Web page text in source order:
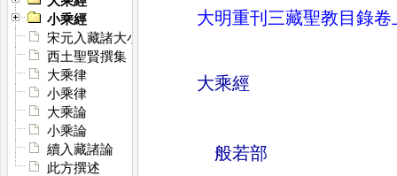
小乘經
宋元入藏諸大小乘經
西土聖賢撰集
大乘律
小乘律
大乘論
小乘論
續入藏諸論
此方撰述
大明重刊三藏聖教目錄卷
大乘經
般若部